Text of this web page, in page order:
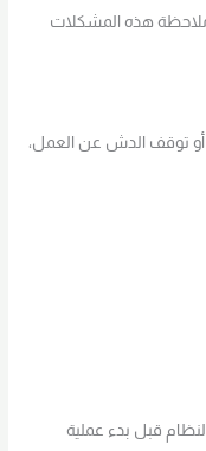
هذه المشكلات
توقف الدش عن العمل،
قبل بدء عملية